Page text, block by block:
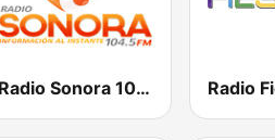
Radio Sonora 104.5 FM Radio